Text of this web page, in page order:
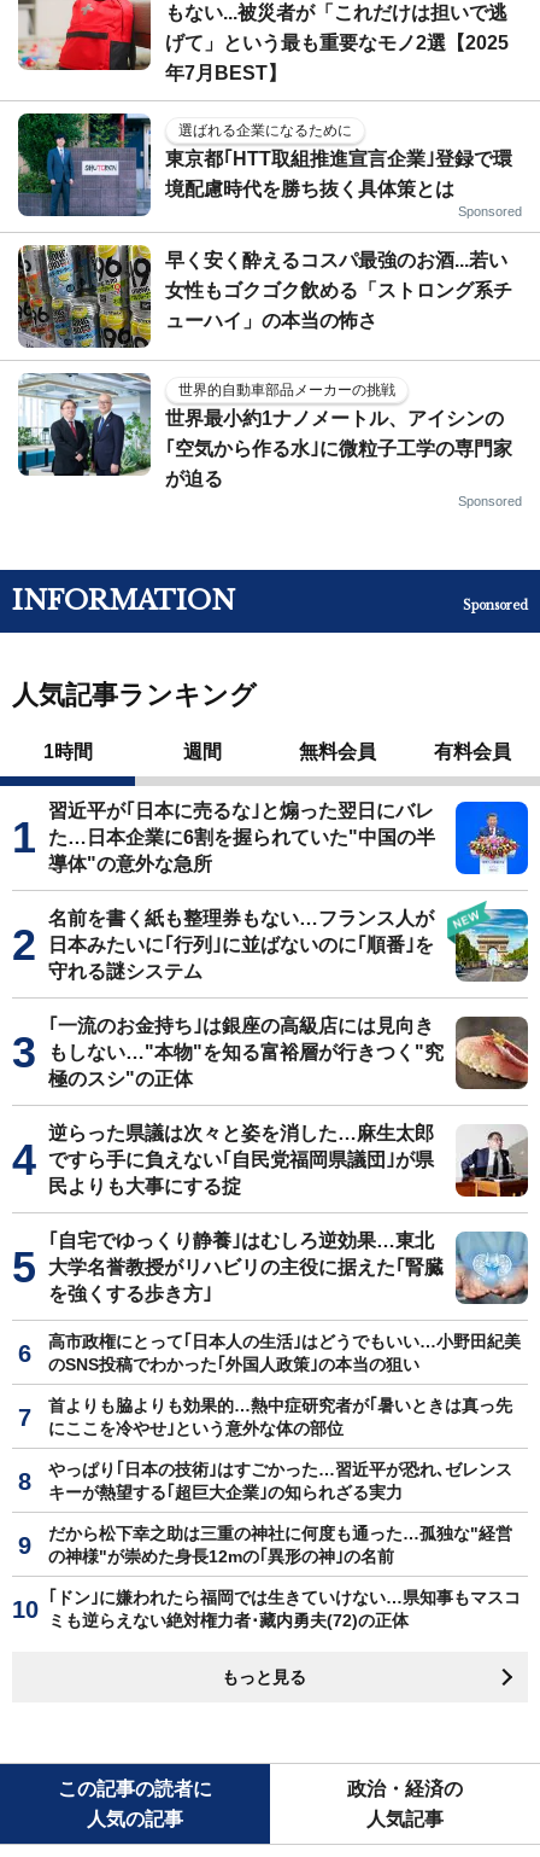
もない...被災者が「これだけは担いで逃
げて」という最も重要なモノ2選【2025
年7月BEST】
選ばれる企業になるために
東京都｢HTT取組推進宣言企業｣登録で環
境配慮時代を勝ち抜く具体策とは
Sponsored
早く安く酔えるコスパ最強のお酒...若い
女性もゴクゴク飲める「ストロング系チ
ューハイ」の本当の怖さ
世界的自動車部品メーカーの挑戦
世界最小約1ナノメートル、アイシンの
｢空気から作る水｣に微粒子工学の専門家
が迫る
Sponsored
INFORMATION Sponsored
人気記事ランキング
1時間 週間 無料会員 有料会員
習近平が｢日本に売るな｣と煽った翌日にバレ
た…日本企業に6割を握られていた"中国の半
導体"の意外な急所
名前を書く紙も整理券もない…フランス人が
日本みたいに｢行列｣に並ばないのに｢順番｣を
守れる謎システム
｢一流のお金持ち｣は銀座の高級店には見向き
もしない…"本物"を知る富裕層が行きつく"究
極のスシ"の正体
逆らった県議は次々と姿を消した…麻生太郎
ですら手に負えない｢自民党福岡県議団｣が県
民よりも大事にする掟
｢自宅でゆっくり静養｣はむしろ逆効果…東北
大学名誉教授がリハビリの主役に据えた｢腎臓
を強くする歩き方｣
高市政権にとって｢日本人の生活｣はどうでもいい…小野田紀美
のSNS投稿でわかった｢外国人政策｣の本当の狙い
首よりも脇よりも効果的…熱中症研究者が｢暑いときは真っ先
にここを冷やせ｣という意外な体の部位
やっぱり｢日本の技術｣はすごかった…習近平が恐れ､ゼレンス
キーが熱望する｢超巨大企業｣の知られざる実力
だから松下幸之助は三重の神社に何度も通った…孤独な"経営
の神様"が崇めた身長12mの｢異形の神｣の名前
｢ドン｣に嫌われたら福岡では生きていけない…県知事もマスコ
ミも逆らえない絶対権力者･藏内勇夫(72)の正体
もっと見る
この記事の読者に
人気の記事
政治・経済の
人気記事